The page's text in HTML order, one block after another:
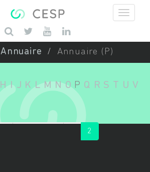
Saisissez vos mots-clés
Annuaire Annuaire (P)
H I J K L M N O P Q R S T U V
2